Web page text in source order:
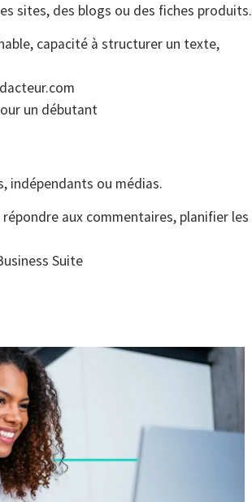
sites, des blogs ou des fiches produits.
capacité à structurer un texte,
un débutant
indépendants ou médias.
aux commentaires, planifier les
Suite